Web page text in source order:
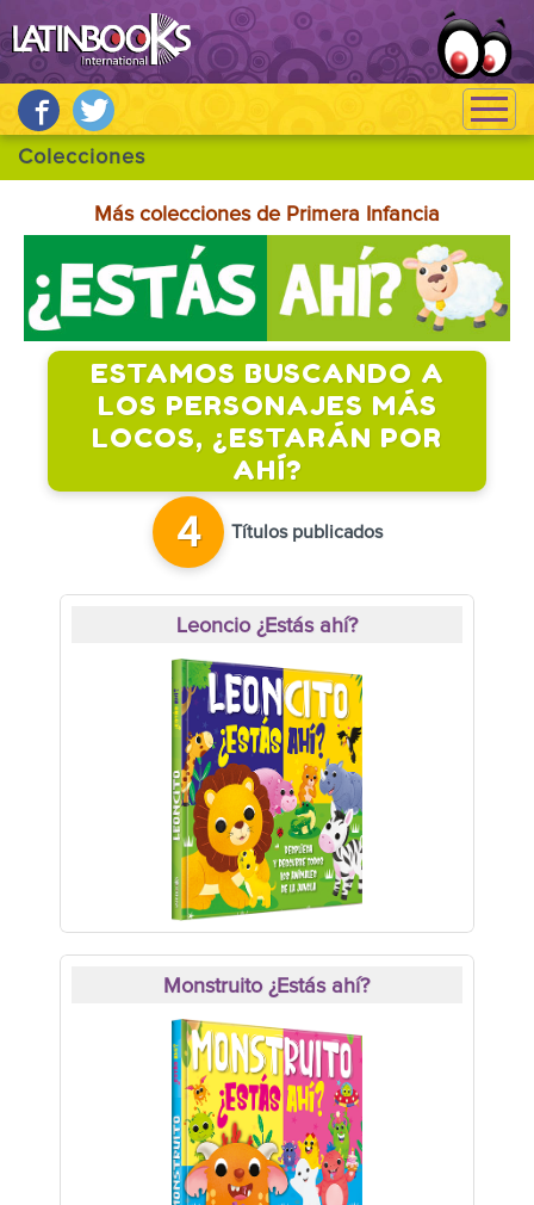
Más colecciones de Primera Infancia
ESTAMOS BUSCANDO A
LOS PERSONAJES MÁS
LOCOS, ¿ESTARÁN POR
AHÍ?
4 Títulos publicados
Leoncio ¿Estás ahí?
Monstruito ¿Estás ahí?